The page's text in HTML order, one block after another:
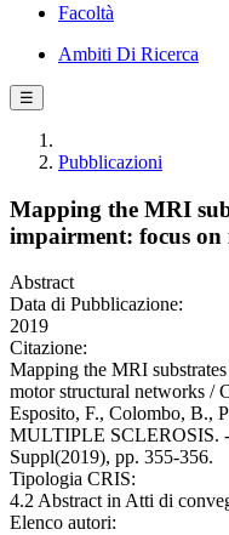
Facoltà
Ambiti Di Ricerca
☰
Pubblicazioni
Mapping the MRI
impairment: focus
Abstract
Data di Pubblicazione:
2019
Citazione:
Mapping the MRI
motor structural networks /
Esposito, F., Colombo, B.,
MULTIPLE SCLEROSIS.
Suppl(2019), pp. 355-356.
Tipologia CRIS:
4.2 Abstract in Atti di
Elenco autori: